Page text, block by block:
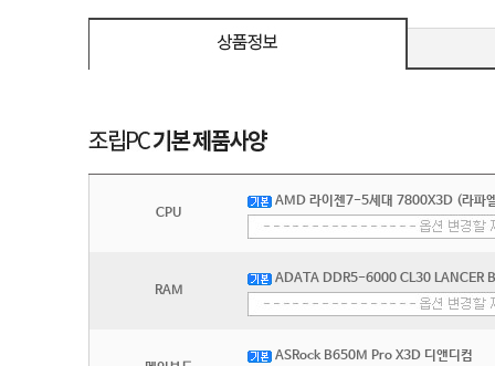
CPU
AMD 라이젠7-5세대 7800X3D (라파
RAM
ADATA DDR5-6000 CL30 LANCER
ASRock B650M Pro X3D 디앤디컴